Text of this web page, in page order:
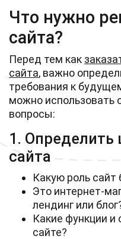
Что нужно
сайта?
Перед тем как
сайта, важно
требования к
можно использовать
вопросы:
1. Определить
сайта
Какую роль сайт
Это интернет-
лендинг или
Какие функции
сайте?